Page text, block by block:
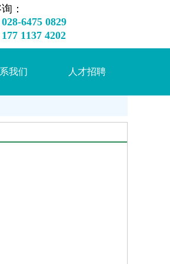
6475 0829
7 1137 4202
：
我们 人才招聘